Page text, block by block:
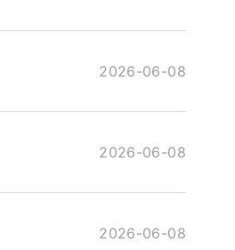
2026-06-08
2026-06-08
2026-06-08